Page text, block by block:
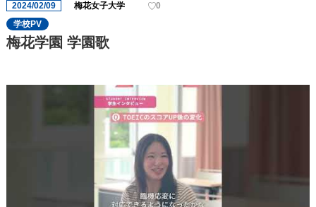
2024/02/09 梅花女子大学
0
学校PV
梅花学園 学園歌